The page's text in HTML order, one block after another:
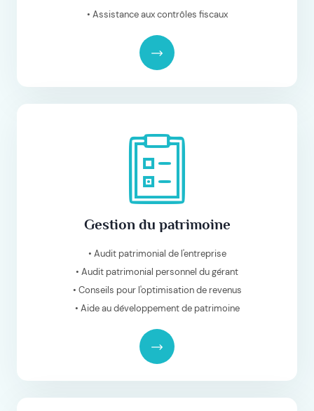
• Assistance aux contrôles fiscaux
Gestion du patrimoine
• Audit patrimonial de l'entreprise
• Audit patrimonial personnel du gérant
• Conseils pour l'optimisation de revenus
• Aide au développement de patrimoine